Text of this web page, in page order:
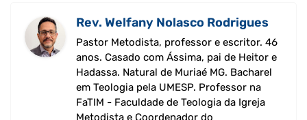
Rev. Welfany Nolasco Rodrigues
Pastor Metodista, professor e escritor. 46
anos. Casado com Ássima, pai de Heitor e
Hadassa. Natural de Muriaé MG. Bacharel
em Teologia pela UMESP. Professor na
FaTIM - Faculdade de Teologia da Igreja
Metodista e Coordenador do